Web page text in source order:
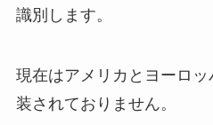
識別します。
現在はアメリカとヨーロ
装されておりません。